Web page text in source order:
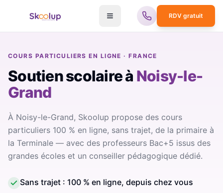
RDV gratuit
COURS PARTICULIERS EN LIGNE · FRANCE
Soutien scolaireà Noisy-le-
Grand
À Noisy-le-Grand, Skoolup propose des cours
particuliers 100 % en ligne, sans trajet, de la primaire à
la Terminale — avec des professeurs Bac+5 issus des
grandes écoles et un conseiller pédagogique dédié.
Sans trajet : 100 % en ligne, depuis chez vous